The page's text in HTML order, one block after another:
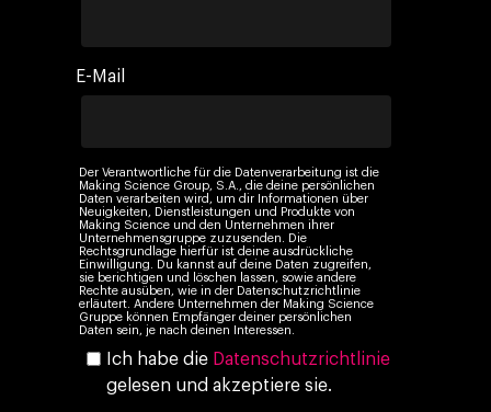
E-Mail
Der Verantwortliche für die Datenverarbeitung ist die
Making Science Group, S.A., die deine persönlichen
Daten verarbeiten wird, um dir Informationen über
Neuigkeiten, Dienstleistungen und Produkte von
Making Science und den Unternehmen ihrer
Unternehmensgruppe zuzusenden. Die
Rechtsgrundlage hierfür ist deine ausdrückliche
Einwilligung. Du kannst auf deine Daten zugreifen,
sie berichtigen und löschen lassen, sowie andere
Rechte ausüben, wie in der Datenschutzrichtlinie
erläutert. Andere Unternehmen der Making Science
Gruppe können Empfänger deiner persönlichen
Daten sein, je nach deinen Interessen.
Ich habe die Datenschutzrichtlinie
gelesen und akzeptiere sie.
Audiovisual
Marketing
KI im Marketing